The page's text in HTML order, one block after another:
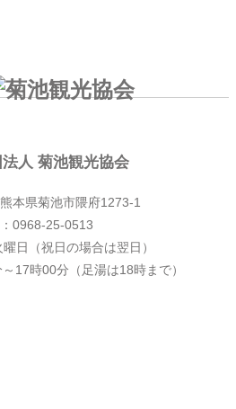
人 菊池観光協会
本県菊池市隈府1273-1
0968-25-0513
日（祝日の場合は翌日）
17時00分（足湯は18時まで）